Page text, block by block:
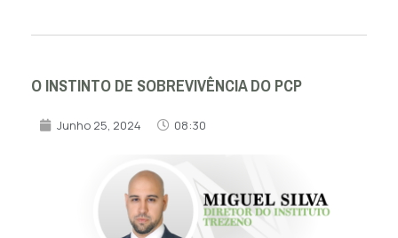
O INSTINTO DE SOBREVIVÊNCIA DO PCP
Junho 25, 2024 08:30